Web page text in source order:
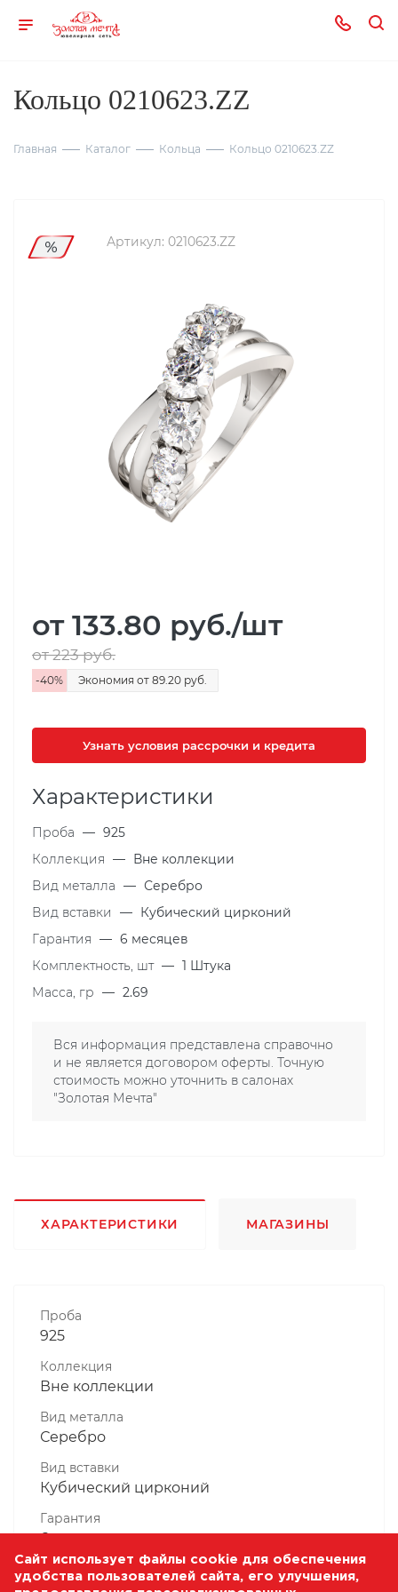
Кольцо 0210623.ZZ
Главная Каталог Кольца Кольцо 0210623.ZZ
Артикул: 0210623.ZZ
от 133.80 руб./шт
от 223руб.
-40% Экономия от 89.20 руб.
Узнать условия рассрочки и кредита
Характеристики
Проба — 925
Коллекция — Вне коллекции
Вид металла — Серебро
Вид вставки
— Кубический цирконий
Гарантия — 6 месяцев
Комплектность, шт — 1 Штука
Масса, гр — 2.69
Вся информация представлена справочно
и не является договором оферты. Точную
стоимость можно уточнить в салонах
"Золотая Мечта"
ХАРАКТЕРИСТИКИ МАГАЗИНЫ
Проба
925
Коллекция
Вне коллекции
Вид металла
Серебро
Вид вставки
Кубический цирконий
Гарантия
6 месяцев
Комплектность, шт
Сайт использует файлы cookie для обеспечения
удобства пользователей сайта, его улучшения,